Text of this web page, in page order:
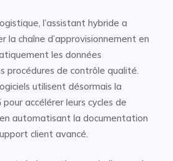
l’assistant hybride a
la chaîne d’approvisionnement en
les données
procédures de contrôle qualité.
utilisent désormais la
accélérer leurs cycles de
automatisant la documentation
client avancé.